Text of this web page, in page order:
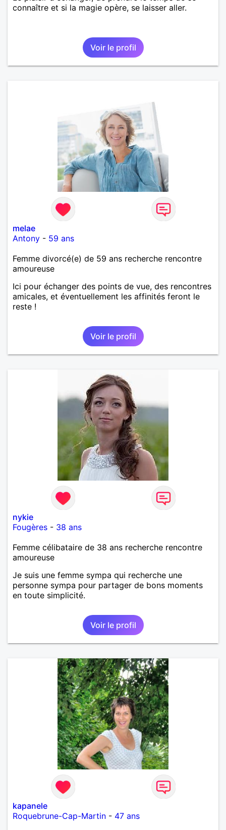
connaître et si la magie opère, se laisser aller.
Voir le profil
melae
Antony - 59 ans
Femme divorcé(e) de 59 ans recherche rencontre
amoureuse
Ici pour échanger des points de vue, des rencontres
amicales, et éventuellement les affinités feront le
reste !
Voir le profil
nykie
Fougères - 38 ans
Femme célibataire de 38 ans recherche rencontre
amoureuse
Je suis une femme sympa qui recherche une
personne sympa pour partager de bons moments
en toute simplicité.
Voir le profil
kapanele
Roquebrune-Cap-Martin - 47 ans